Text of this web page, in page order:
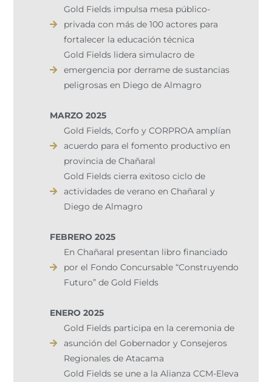
Gold Fields impulsa mesa público-
privada con más de 100 actores para
fortalecer la educación técnica
Gold Fields lidera simulacro de
emergencia por derrame de sustancias
peligrosas en Diego de Almagro
MARZO 2025
Gold Fields, Corfo y CORPROA amplían
acuerdo para el fomento productivo en
provincia de Chañaral
Gold Fields cierra exitoso ciclo de
actividades de verano en Chañaral y
Diego de Almagro
FEBRERO 2025
En Chañaral presentan libro financiado
por el Fondo Concursable “Construyendo
Futuro” de Gold Fields
ENERO 2025
Gold Fields participa en la ceremonia de
asunción del Gobernador y Consejeros
Regionales de Atacama
Gold Fields se une a la Alianza CCM-Eleva